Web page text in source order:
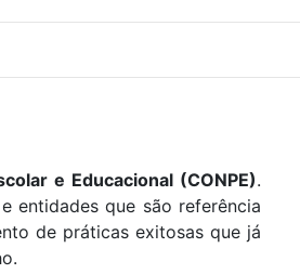
e Educacional (CONPE).
entidades que são referência
de práticas exitosas que já